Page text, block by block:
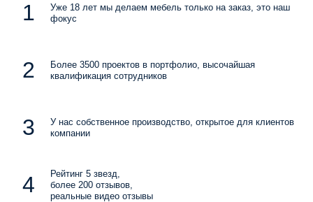
Уже 18 лет мы делаем мебель только на заказ, это наш
фокус
Более 3500 проектов в портфолио, высочайшая
квалификация сотрудников
У нас собственное производство, открытое для клиентов
компании
Рейтинг 5 звезд,
более 200 отзывов,
реальные видео отзывы